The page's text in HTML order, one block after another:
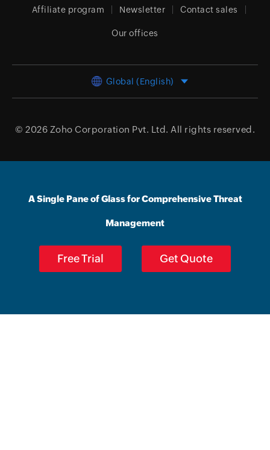
Affiliate program Newsletter Contact sales
Our offices
Global (English)
© 2026 Zoho Corporation Pvt. Ltd. All rights reserved.
A Single Pane of Glass for Comprehensive Threat
Management
Free Trial Get Quote